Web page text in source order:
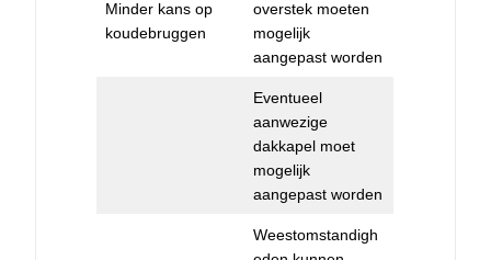
Minder kans op
koudebruggen
overstek moeten
mogelijk
aangepast worden
Eventueel
aanwezige
dakkapel moet
mogelijk
aangepast worden
Weestomstandigh